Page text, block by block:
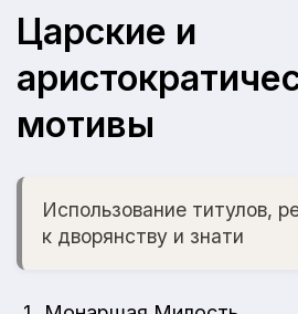
Царские и
мотивы
Использование титулов,
к дворянству и знати